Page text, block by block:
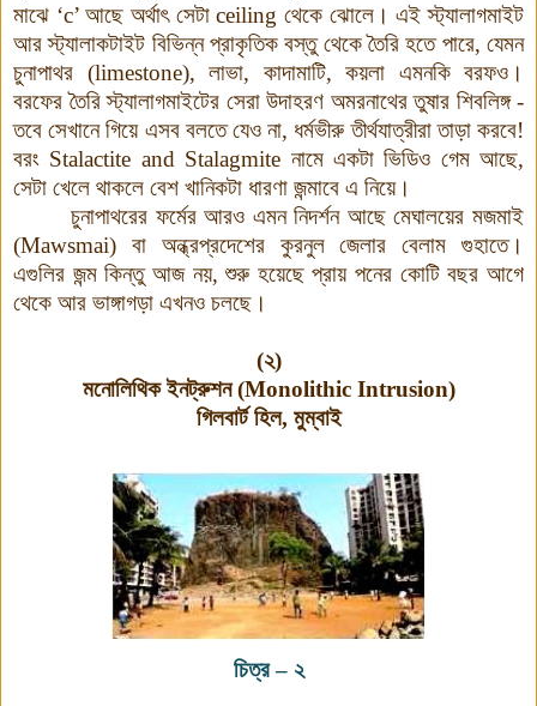
মাঝে ‘c’ আছে অর্থাৎ সেটাceiling থেকে ঝোলে। এই স্ট্যালাগমাইট
আর স্ট্যালাকটাইট বিভিন্ন প্রাকৃতিক বস্তু থেকে তৈরি হতে পারে, যেমন
চুনাপাথর (limestone), লাভা, কাদামাটি, কয়লা এমনকি বরফও।
বরফের তৈরি স্ট্যালাগমাইটের সেরা উদাহরণ অমরনাথের তুষার শিবলিঙ্গ -
তবে সেখানে গিয়ে এসব বলতে যেও না, ধর্মভীরু তীর্থযাত্রীরা তাড়া করবে!
বরং Stalactite and Stalagmite নামে একটা ভিডিও গেম আছে,
সেটা খেলে থাকলে বেশ খানিকটা ধারণা জন্মাবে এ নিয়ে।
চুনাপাথরের ফর্মের আরও এমন নিদর্শন আছে মেঘালয়ের মজমাই
(Mawsmai) বা অন্ধ্রপ্রদেশের কুরনুল জেলার বেলাম গুহাতে।
এগুলির জন্ম কিন্তু আজ নয়, শুরু হয়েছে প্রায় পনের কোটি বছর আগে
থেকে আর ভাঙ্গাগড়া এখনও চলছে।
(২)
মনোলিথিক ইনট্রুশন(Monolithic Intrusion)
গিলবার্ট হিল, মুম্বাই
চিত্র–২